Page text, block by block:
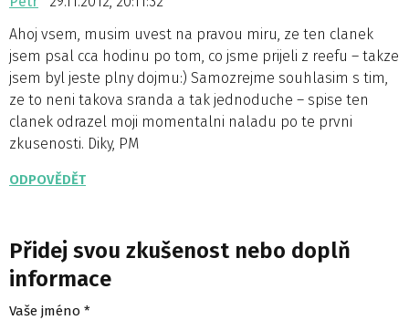
Ahoj vsem, musim uvest na pravou miru, ze ten clanek
jsem psal cca hodinu po tom, co jsme prijeli z reefu – takze
jsem byl jeste plny dojmu:) Samozrejme souhlasim s tim,
ze to neni takova sranda a tak jednoduche – spise ten
clanek odrazel moji momentalni naladu po te prvni
zkusenosti. Diky, PM
ODPOVĚDĚT
Přidej svou zkušenost nebo doplň
informace
Vaše jméno *